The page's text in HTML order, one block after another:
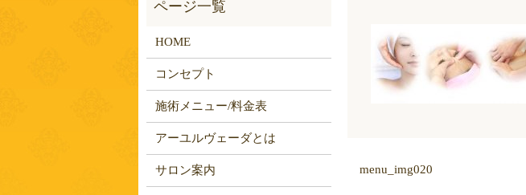
HOME
コンセプト
施術メニュー/料金表
アーユルヴェーダとは
サロン案内 menu_img020